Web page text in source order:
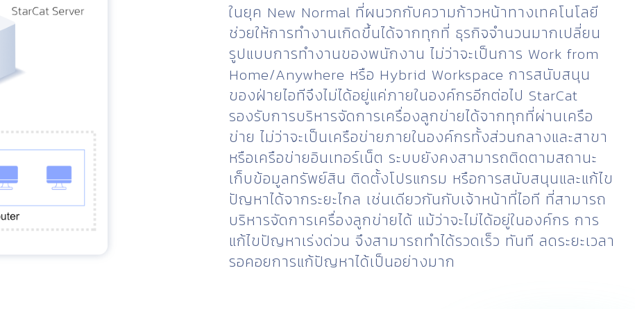
ในยุค New Normal ที่ผนวกกับความก้าวหน้าทางเทคโนโลยี
ช่วยให้การทำงานเกิดขึ้นได้จากทุกที่ ธุรกิจจำนวนมากเปลี่ยน
รูปแบบการทำงานของพนักงาน ไม่ว่าจะเป็นการ Work from
Home/Anywhere หรือ Hybrid Workspace การสนับสนุน
ของฝ่ายไอทีจึงไม่ได้อยู่แค่ภายในองค์กรอีกต่อไป StarCat
รองรับการบริหารจัดการเครื่องลูกข่ายได้จากทุกที่ผ่านเครือ
ข่าย ไม่ว่าจะเป็นเครือข่ายภายในองค์กรทั้งส่วนกลางและสาขา
หรือเครือข่ายอินเทอร์เน็ต ระบบยังคงสามารถติดตามสถานะ
เก็บข้อมูลทรัพย์สิน ติดตั้งโปรแกรม หรือการสนับสนุนและแก้ไข
ปัญหาได้จากระยะไกล เช่นเดียวกันกับเจ้าหน้าที่ไอที ที่สามารถ
บริหารจัดการเครื่องลูกข่ายได้ แม้ว่าจะไม่ได้อยู่ในองค์กร การ
แก้ไขปัญหาเร่งด่วน จึงสามารถทำได้รวดเร็ว ทันที ลดระยะเวลา
รอคอยการแก้ปัญหาได้เป็นอย่างมาก